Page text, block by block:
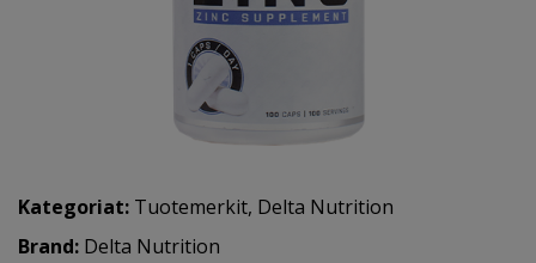
Kategoriat: Tuotemerkit, Delta Nutrition
Brand: Delta Nutrition